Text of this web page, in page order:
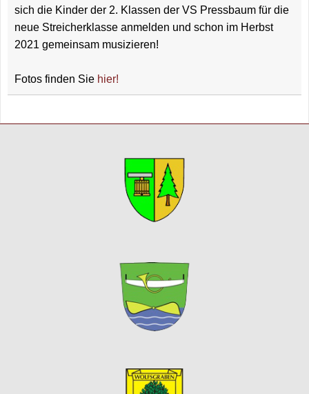
sich die Kinder der 2. Klassen der VS Pressbaum für die
neue Streicherklasse anmelden und schon im Herbst
2021 gemeinsam musizieren!
Fotos finden Sie hier!